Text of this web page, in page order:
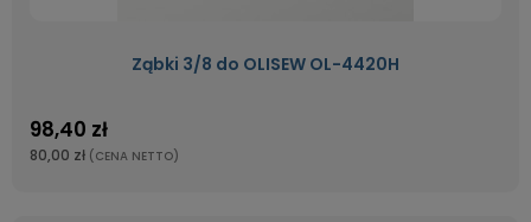
Ząbki 3/8 do OLISEW OL-4420H
98,40 zł
80,00 zł (CENA NETTO)